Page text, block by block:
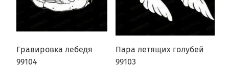
Гравировка лебедя
99104
Пара летящих голубей
99103